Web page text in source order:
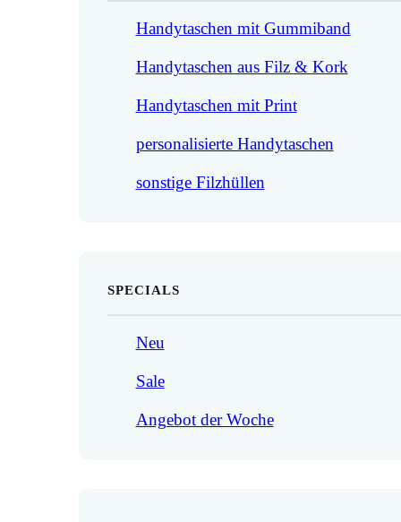
Handytaschen mit Gummiband
Handytaschen aus Filz & Kork
Handytaschen mit Print
personalisierte Handytaschen
sonstige Filzhüllen
SPECIALS
Neu
Sale
Angebot der Woche